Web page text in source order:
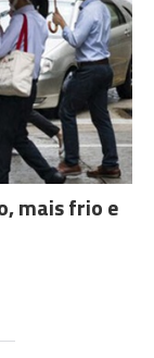
mais frio e